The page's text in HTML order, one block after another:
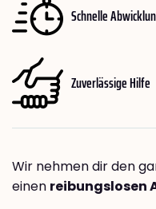
Schnelle
Zuverlässige Hilfe
Wir nehmen dir den
einen reibungslosen